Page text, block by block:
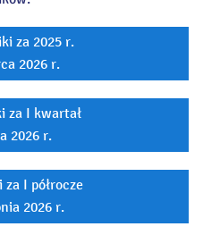
za 2025 r.
2026 r.
za I kwartał
2026 r.
I półrocze
2026 r.